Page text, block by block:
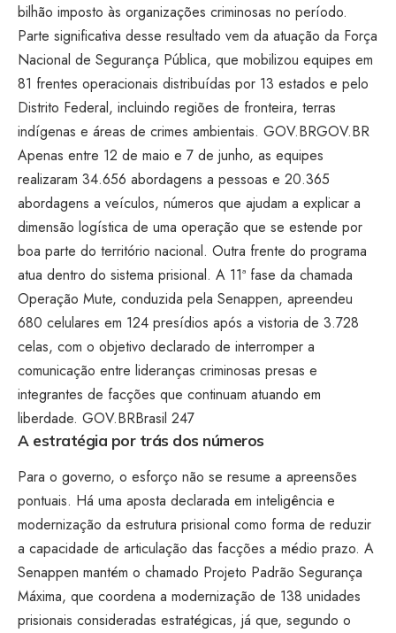
bilhão imposto às organizações criminosas no período.
Parte significativa desse resultado vem da atuação da Força
Nacional de Segurança Pública, que mobilizou equipes em
81 frentes operacionais distribuídas por 13 estados e pelo
Distrito Federal, incluindo regiões de fronteira, terras
indígenas e áreas de crimes ambientais. GOV.BRGOV.BR
Apenas entre 12 de maio e 7 de junho, as equipes
realizaram 34.656 abordagens a pessoas e 20.365
abordagens a veículos, números que ajudam a explicar a
dimensão logística de uma operação que se estende por
boa parte do território nacional. Outra frente do programa
atua dentro do sistema prisional. A 11ª fase da chamada
Operação Mute, conduzida pela Senappen, apreendeu
680 celulares em 124 presídios após a vistoria de 3.728
celas, com o objetivo declarado de interromper a
comunicação entre lideranças criminosas presas e
integrantes de facções que continuam atuando em
liberdade. GOV.BRBrasil 247
A estratégia por trás dos números
Para o governo, o esforço não se resume a apreensões
pontuais. Há uma aposta declarada em inteligência e
modernização da estrutura prisional como forma de reduzir
a capacidade de articulação das facções a médio prazo. A
Senappen mantém o chamado Projeto Padrão Segurança
Máxima, que coordena a modernização de 138 unidades
prisionais consideradas estratégicas, já que, segundo o